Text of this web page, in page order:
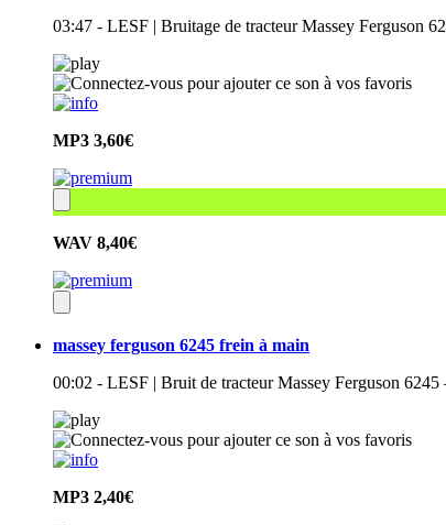
03:47 - LESF | Bruitage de tracteur Massey Ferguson
MP3 3,60€
WAV 8,40€
massey ferguson 6245 frein à main
00:02 - LESF | Bruit de tracteur Massey Ferguson
MP3 2,40€